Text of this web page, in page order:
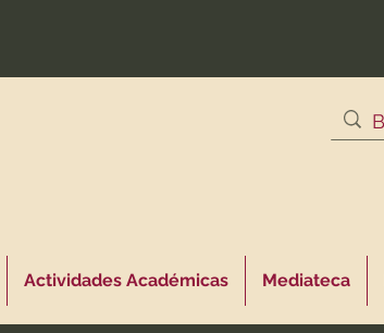
Actividades Académicas Mediateca